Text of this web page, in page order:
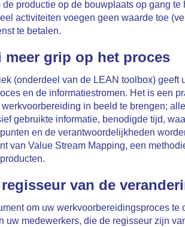
productie op de bouwplaats op gang
activiteiten voegen geen waarde toe
te betalen.
meer grip op het proces
(onderdeel van de LEAN toolbox) geeft
en de informatiestromen. Het is een
in beeld te brengen;
gebruikte informatie, benodigde tijd,
en de verantwoordelijkheden
van Value Stream Mapping, een
van de
om uw werkvoorbereidingsproces te
uw medewerkers, die de regisseur zijn